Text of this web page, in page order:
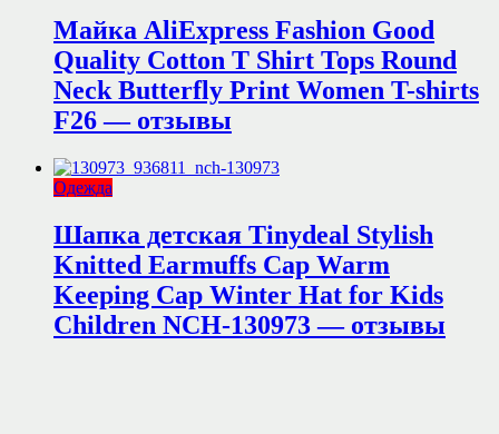
Майка AliExpress Fashion Good
Quality Cotton T Shirt Tops Round
Neck Butterfly Print Women T-shirts
F26 — отзывы
Одежда
Шапка детская Tinydeal Stylish
Knitted Earmuffs Cap Warm
Keeping Cap Winter Hat for Kids
Children NCH-130973 — отзывы